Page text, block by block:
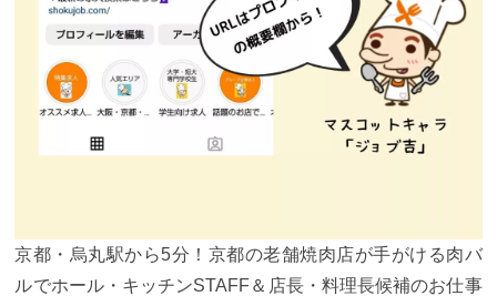
京都・烏丸駅から5分！京都の老舗焼肉店が手がける肉バ
ルでホール・キッチンSTAFF＆店長・料理長候補のお仕事